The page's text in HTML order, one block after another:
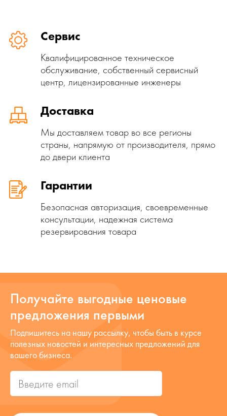
Сервис
Квалифицированное техническое
обслуживание, собственный сервисный
центр, лицензированные инженеры
Доставка
Мы доставляем товар во все регионы
страны, напрямую от производителя, прямо
до двери клиента
Гарантии
Безопасная авторизация, своевременные
консультации, надежная система
резервирования товара
Получайте выгодные ценовые
предложения первыми
Подпишитесь на нашу рассылку, чтобы быть в курсе
полезных новостей и интересных предложений для
вашего бизнеса.